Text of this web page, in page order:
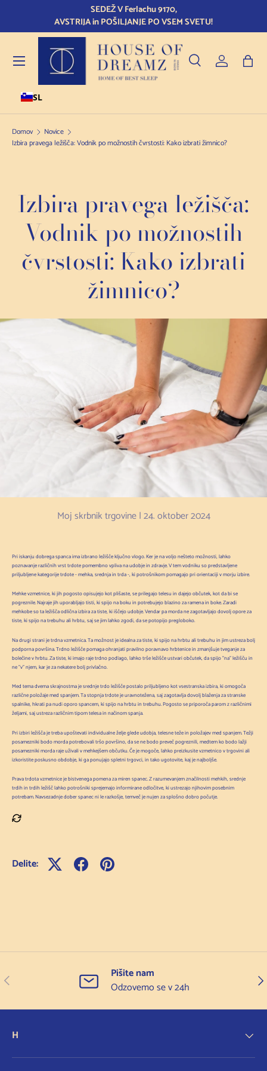
Preskoči na vsebino
SEDEŽ V Ferlachu 9170,
AVSTRIJA in POŠILJANJE PO VSEM SVETU!
SL
Iskanje
Vrsta izdelka
IskanjePrijavite se
Meni
Domov
Novice
Izbira pravega ležišča: Vodnik po možnostih čvrstosti: Kako izbrati žimnico?
Izbira pravega ležišča:
Vodnik po možnostih
čvrstosti: Kako izbrati
žimnico?
Moj skrbnik trgovine |24. oktober 2024
Pri iskanju dobrega spanca ima izbrano ležišče ključno vlogo. Ker je na voljo nešteto možnosti, lahko
poznavanje različnih vrst trdote pomembno vpliva na udobje in zdravje. V tem vodniku so predstavljene
priljubljene kategorije trdote - mehka, srednja in trda -, ki potrošnikom pomagajo pri orientaciji v morju izbire.
Mehke vzmetnice, ki jih pogosto opisujejo kot plišaste, se prilegajo telesu in dajejo občutek, kot da bi se
pogreznile. Najraje jih uporabljajo tisti, ki spijo na boku in potrebujejo blazino za ramena in boke. Zaradi
mehkobe so ta ležišča odlična izbira za tiste, ki iščejo udobje. Vendar pa morda ne zagotavljajo dovolj opore za
tiste, ki spijo na trebuhu ali hrbtu, saj se jim lahko zgodi, da se potopijo pregloboko.
Na drugi strani je trdna vzmetnica. Ta možnost je idealna za tiste, ki spijo na hrbtu ali trebuhu in jim ustreza bolj
podporna površina. Trdno ležišče pomaga ohranjati pravilno poravnavo hrbtenice in zmanjšuje tveganje za
bolečine v hrbtu. Za tiste, ki imajo raje trdno podlago, lahko trše ležišče ustvari občutek, da spijo "na" ležišču in
ne "v" njem, kar je za nekatere bolj privlačno.
Med tema dvema skrajnostma je srednje trdo ležišče postalo priljubljeno kot vsestranska izbira, ki omogoča
različne položaje med spanjem. Ta stopnja trdote je uravnotežena, saj zagotavlja dovolj blaženja za stranske
spalnike, hkrati pa nudi oporo spancem, ki spijo na hrbtu in trebuhu. Pogosto se priporoča parom z različnimi
željami, saj ustreza različnim tipom telesa in načinom spanja.
Pri izbiri ležišča je treba upoštevati individualne želje glede udobja, telesne teže in položajev med spanjem. Težji
posamezniki bodo morda potrebovali tršo površino, da se ne bodo preveč pogreznili, medtem ko bodo lažji
posamezniki morda raje uživali v mehkejšem občutku. Če je mogoče, lahko preizkusite vzmetnico v trgovini ali
izkoristite poskusno obdobje, ki ga ponujajo spletni trgovci, in tako ugotovite, kaj je najboljše.
Prava trdota vzmetnice je bistvenega pomena za miren spanec. Z razumevanjem značilnosti mehkih, srednje
trdih in trdih ležišč lahko potrošniki sprejemajo informirane odločitve, ki ustrezajo njihovim posebnim
potrebam. Navsezadnje dober spanec ni le razkošje, temveč je nujen za splošno dobro počutje.
Delite:
Prejšnji
Pišite nam
Odzovemo se v 24h
H